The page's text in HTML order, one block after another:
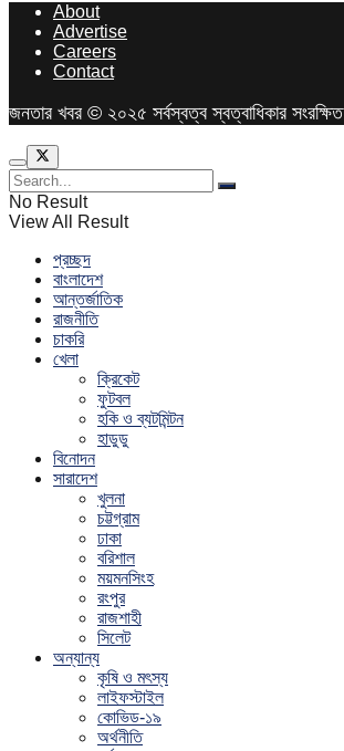
About
Advertise
Careers
Contact
জনতার খবর © ২০২৫ সর্বস্বত্ব স্বত্বাধিকার সংরক্ষিত
No Result
View All Result
প্রচ্ছদ
বাংলাদেশ
আন্তর্জাতিক
রাজনীতি
চাকরি
খেলা
ক্রিকেট
ফুটবল
হকি ও ব্যটমিন্টন
হাডুডু
বিনোদন
সারাদেশ
খুলনা
চট্টগ্রাম
ঢাকা
বরিশাল
ময়মনসিংহ
রংপুর
রাজশাহী
সিলেট
অন্যান্য
কৃষি ও মৎস্য
লাইফস্টাইল
কোভিড-১৯
অর্থনীতি